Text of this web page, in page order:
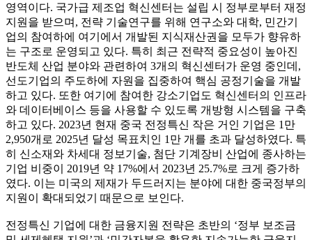
영역이다. 국가급 제조업 혁신센터는 설립 시 정부로부터 재정
지원을 받으며, 전략 기술연구를 위해 연구소와 대학, 민간기
업의 참여하에 여기에서 개발된 지식재산권을 모두가 향유하
는 구조로 운영되고 있다. 특히 최근 전략적 중요성이 높아진
반도체 산업 분야와 관련하여 3개의 혁신센터가 운영 중인데,
선도기업의 주도하에 자원을 집중하여 핵심 공정기술을 개발
하고 있다. 또한 여기에 참여한 강소기업도 혁신센터의 인프라
와 데이터베이스 등을 사용할 수 있도록 개방형 시스템을 구축
하고 있다. 2023년 현재 중국 전정특신 작은 거인 기업은 1만
2,950개로 2025년 달성 목표치인 1만 개를 초과 달성하였다. 특
히 신소재와 차세대 정보기술, 첨단 기계장비 산업에 종사하는
기업 비중이 2019년 약 17%에서 2023년 25.7%로 크게 증가하
였다. 이는 미국의 제재가 두드러지는 분야에 대한 중국정부의
지원이 확대되었기 때문으로 보인다.
전정특신 기업에 대한 금융지원 전략은 초반의 ‘정부 보조금